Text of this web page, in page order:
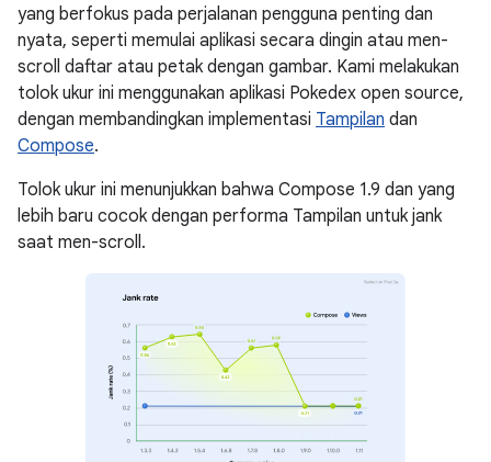
yang berfokus pada perjalanan pengguna penting dan
nyata, seperti memulai aplikasi secara dingin atau men-
scroll daftar atau petak dengan gambar. Kami melakukan
tolok ukur ini menggunakan aplikasi Pokedex open source,
dengan membandingkan implementasi Tampilan dan
Compose.
Tolok ukur ini menunjukkan bahwa Compose 1.9 dan yang
lebih baru cocok dengan performa Tampilan untuk jank
saat men-scroll.